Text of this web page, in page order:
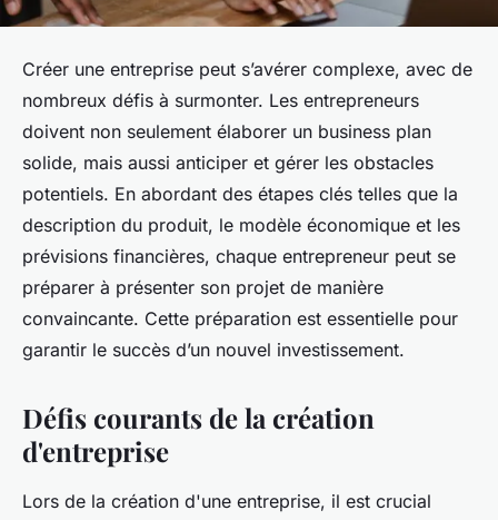
Créer une entreprise peut s’avérer complexe, avec de
nombreux défis à surmonter. Les entrepreneurs
doivent non seulement élaborer un business plan
solide, mais aussi anticiper et gérer les obstacles
potentiels. En abordant des étapes clés telles que la
description du produit, le modèle économique et les
prévisions financières, chaque entrepreneur peut se
préparer à présenter son projet de manière
convaincante. Cette préparation est essentielle pour
garantir le succès d’un nouvel investissement.
Défis courants de la création
d'entreprise
Lors de la création d'une entreprise, il est crucial